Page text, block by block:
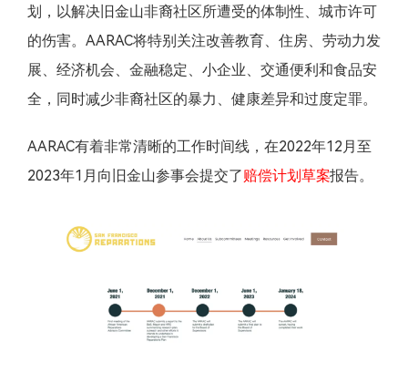
划，以解决旧金山非裔社区所遭受的体制性、城市许可
的伤害。AARAC将特别关注改善教育、住房、劳动力发
展、经济机会、金融稳定、小企业、交通便利和食品安
全，同时减少非裔社区的暴力、健康差异和过度定罪。
AARAC有着非常清晰的工作时间线，在2022年12月至
2023年1月向旧金山参事会提交了赔偿计划草案报告。